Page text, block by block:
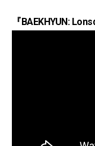
『BAEKHYUN: